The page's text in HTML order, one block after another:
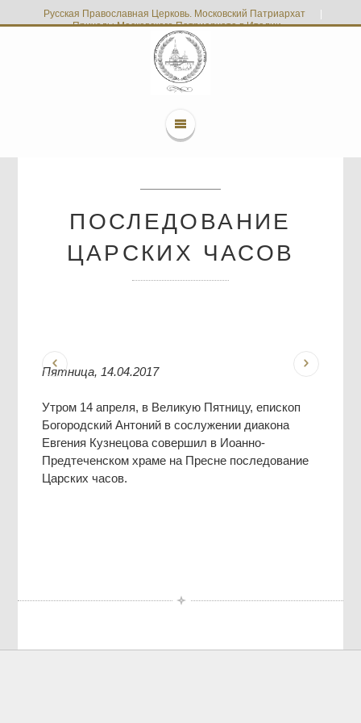
Русская Православная Церковь. Московский Патриархат
Приходы Московского Патриархата в Италии
ПОСЛЕДОВАНИЕ
ЦАРСКИХ ЧАСОВ
Пятница, 14.04.2017
Утром 14 апреля, в Великую Пятницу, епископ
Богородский Антоний в сослужении диакона
Евгения Кузнецова совершил в Иоанно-
Предтеченском храме на Пресне последование
Царских часов.